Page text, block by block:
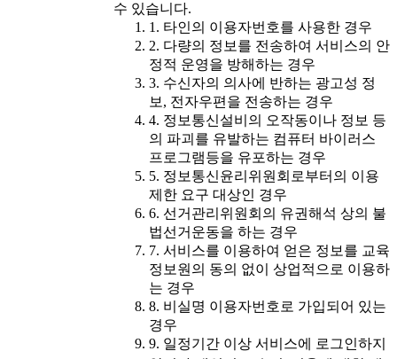
수 있습니다.
1. 타인의 이용자번호를 사용한 경우
2. 다량의 정보를 전송하여 서비스의 안
정적 운영을 방해하는 경우
3. 수신자의 의사에 반하는 광고성 정
보, 전자우편을 전송하는 경우
4. 정보통신설비의 오작동이나 정보 등
의 파괴를 유발하는 컴퓨터 바이러스
프로그램등을 유포하는 경우
5. 정보통신윤리위원회로부터의 이용
제한 요구 대상인 경우
6. 선거관리위원회의 유권해석 상의 불
법선거운동을 하는 경우
7. 서비스를 이용하여 얻은 정보를 교육
정보원의 동의 없이 상업적으로 이용하
는 경우
8. 비실명 이용자번호로 가입되어 있는
경우
9. 일정기간 이상 서비스에 로그인하지